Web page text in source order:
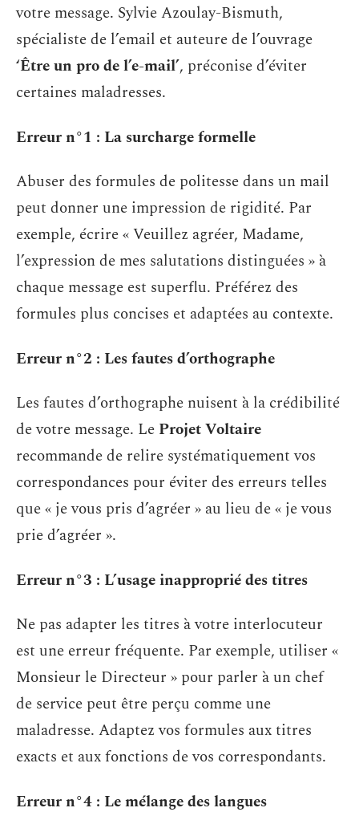
votre message. Sylvie Azoulay-Bismuth,
spécialiste de l’email et auteure de l’ouvrage
‘Être un pro de l’e-mail’, préconise d’éviter
certaines maladresses.
Erreur n°1 : La surcharge formelle
Abuser des formules de politesse dans un mail
peut donner une impression de rigidité. Par
exemple, écrire « Veuillez agréer, Madame,
l’expression de mes salutations distinguées » à
chaque message est superflu. Préférez des
formules plus concises et adaptées au contexte.
Erreur n°2 : Les fautes d’orthographe
Les fautes d’orthographe nuisent à la crédibilité
de votre message. Le Projet Voltaire
recommande de relire systématiquement vos
correspondances pour éviter des erreurs telles
que « je vous pris d’agréer » au lieu de « je vous
prie d’agréer ».
Erreur n°3 : L’usage inapproprié des titres
Ne pas adapter les titres à votre interlocuteur
est une erreur fréquente. Par exemple, utiliser «
Monsieur le Directeur » pour parler à un chef
de service peut être perçu comme une
maladresse. Adaptez vos formules aux titres
exacts et aux fonctions de vos correspondants.
Erreur n°4 : Le mélange des langues